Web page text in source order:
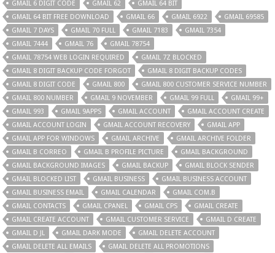
GMAIL 6 DIGIT CODE GMAIL 62
GMAIL 64 BIT
GMAIL 64 BIT FREE DOWNLOAD
GMAIL 66 GMAIL 6922
GMAIL 69585
GMAIL 7 DAYS
GMAIL 70 FULL GMAIL 7183
GMAIL 7354
GMAIL 7444
GMAIL 76
GMAIL 78754
GMAIL 78754 WEB LOGIN REQUIRED
GMAIL 7Z BLOCKED
GMAIL 8 DIGIT BACKUP CODE FORGOT
GMAIL 8 DIGIT BACKUP CODES
GMAIL 8 DIGIT CODE
GMAIL 800
GMAIL 800 CUSTOMER SERVICE NUMBER
GMAIL 800 NUMBER
GMAIL 9 NOVEMBER GMAIL 99 FULL
GMAIL 99+
GMAIL 993
GMAIL 9APPS GMAIL ACCOUNT
GMAIL ACCOUNT CREATE
GMAIL ACCOUNT LOGIN
GMAIL ACCOUNT RECOVERY
GMAIL APP
GMAIL APP FOR WINDOWS
GMAIL ARCHIVE
GMAIL ARCHIVE FOLDER
GMAIL B CORREO
GMAIL B PROFILE PICTURE
GMAIL BACKGROUND
GMAIL BACKGROUND IMAGES
GMAIL BACKUP
GMAIL BLOCK SENDER
GMAIL BLOCKED LIST
GMAIL BUSINESS
GMAIL BUSINESS ACCOUNT
GMAIL BUSINESS EMAIL
GMAIL CALENDAR
GMAIL COM.B
GMAIL CONTACTS
GMAIL CPANEL GMAIL CPS
GMAIL CREATE
GMAIL CREATE ACCOUNT
GMAIL CUSTOMER SERVICE
GMAIL D CREATE
GMAIL D JL
GMAIL DARK MODE
GMAIL DELETE ACCOUNT
GMAIL DELETE ALL EMAILS
GMAIL DELETE ALL PROMOTIONS